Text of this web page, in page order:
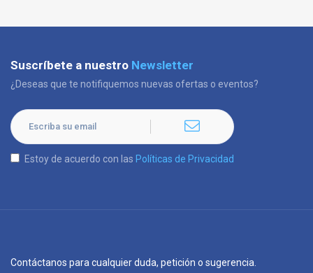
Suscríbete a nuestro Newsletter
¿Deseas que te notifiquemos nuevas ofertas o eventos?
Estoy de acuerdo con las Políticas de Privacidad
Contáctanos para cualquier duda, petición o sugerencia.